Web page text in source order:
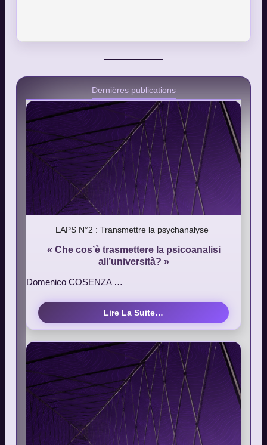
Dernières publications
LAPS N°2 : Transmettre la psychanalyse
« Che cos’è trasmettere la psicoanalisi
all’università? »
Domenico COSENZA …
Lire La Suite…